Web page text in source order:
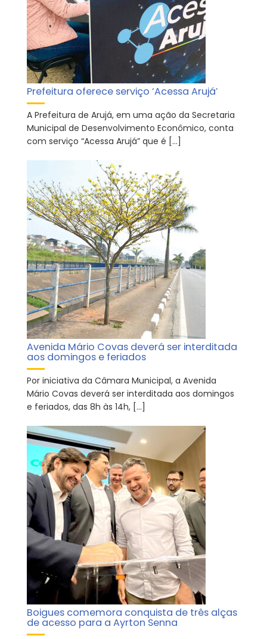
Prefeitura oferece serviço ‘Acessa Arujá’
A Prefeitura de Arujá, em uma ação da Secretaria
Municipal de Desenvolvimento Econômico, conta
com serviço “Acessa Arujá” que é […]
Avenida Mário Covas deverá ser interditada
aos domingos e feriados
Por iniciativa da Câmara Municipal, a Avenida
Mário Covas deverá ser interditada aos domingos
e feriados, das 8h às 14h, […]
Boigues comemora conquista de três alças
de acesso para a Ayrton Senna